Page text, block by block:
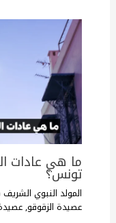
ما هي عادات
تونس؟
المولد النبوي
عصيدة الزقوقو,